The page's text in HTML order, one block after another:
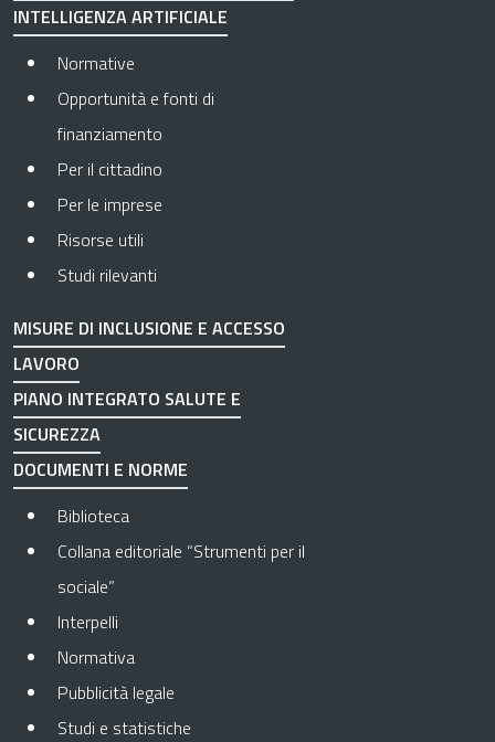
INTELLIGENZA ARTIFICIALE
Normative
Opportunità e fonti di
finanziamento
Per il cittadino
Per le imprese
Risorse utili
Studi rilevanti
MISURE DI INCLUSIONE E ACCESSO
LAVORO
PIANO INTEGRATO SALUTE E
SICUREZZA
DOCUMENTI E NORME
Biblioteca
Collana editoriale “Strumenti per il
sociale”
Interpelli
Normativa
Pubblicità legale
Studi e statistiche